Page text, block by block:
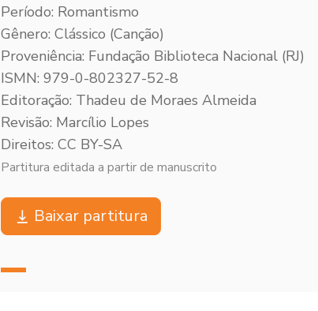
Período: Romantismo
Gênero: Clássico (Canção)
Proveniência: Fundação Biblioteca Nacional (RJ)
ISMN: 979-0-802327-52-8
Editoração: Thadeu de Moraes Almeida
Revisão: Marcílio Lopes
Direitos: CC BY-SA
Partitura editada a partir de manuscrito
Baixar partitura